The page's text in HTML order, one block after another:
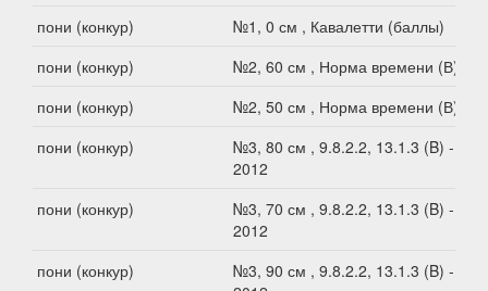
пони (конкур)
№1, 0 см , Кавалетти (баллы)
пони (конкур)
№2, 60 см , Норма времени (В)
пони (конкур)
№2, 50 см , Норма времени (В)
пони (конкур)
№3, 80 см , 9.8.2.2, 13.1.3 (B) -
2012
пони (конкур)
№3, 70 см , 9.8.2.2, 13.1.3 (B) -
2012
пони (конкур)
№3, 90 см , 9.8.2.2, 13.1.3 (B) -